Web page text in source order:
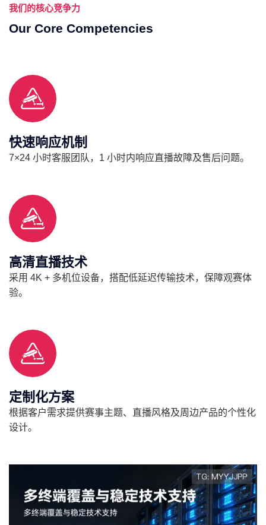
我们的核心竞争力
Our Core Competencies
快速响应机制
7×24 小时客服团队，1 小时内响应直播故障及售后问题。
高清直播技术
采用 4K + 多机位设备，搭配低延迟传输技术，保障观赛体
验。
定制化方案
根据客户需求提供赛事主题、直播风格及周边产品的个性化
设计。